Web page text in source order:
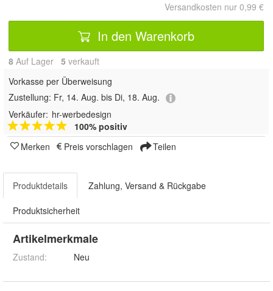
Versandkosten nur 0,99 €
In den Warenkorb
8 Auf Lager 5 verkauft
Vorkasse per Überweisung
Zustellung: Fr, 14. Aug. bis Di, 18. Aug.
Verkäufer: hr-werbedesign
100% positiv
Merken
Preis vorschlagen Teilen
Produktdetails Zahlung, Versand & Rückgabe
Produktsicherheit
Artikelmerkmale
Zustand: Neu